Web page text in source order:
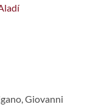
Giovanni